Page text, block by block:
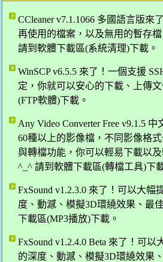
CCleaner v7.1.1066 多國語言版
再使用的檔案，以及無用的暫存
請到軟體下載區(系統清理)下載。
WinSCP v6.5.5 來了！一個支援
定，你就可以安心的下載、上傳
(FTP軟體)下載。
Any Video Converter Free v9.1.5
60種以上的影像檔，不同影像格
與轉檔功能，你可以輕易下載以
^_^ 請到軟體下載區(轉檔工具)下
FxSound v1.2.3.0 來了！可以大
度、動澸、模擬3D環繞效果、最
下載區(MP3播放)下載。
FxSound v1.2.4.0 Beta 來了！可
的深度、動澸、模擬3D環繞效果